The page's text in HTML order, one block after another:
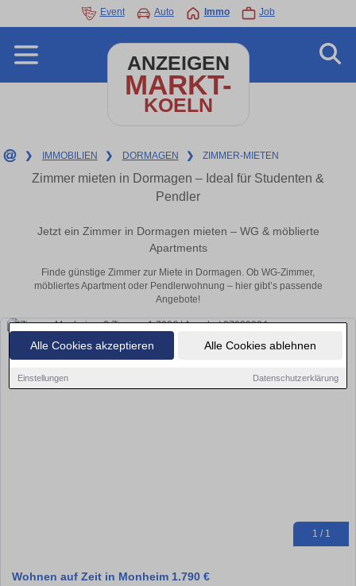
Alle Cookies akzeptieren Alle Cookies ablehnen
Einstellungen Datenschutzerklärung
Event Auto Immo Job
ANZEIGEN
MARKT-
KOELN
❯ IMMOBILIEN ❯ DORMAGEN ❯ ZIMMER-MIETEN
Zimmer mieten in Dormagen – Ideal für Studenten &
Pendler
Jetzt ein Zimmer in Dormagen mieten – WG & möblierte
Apartments
Finde günstige Zimmer zur Miete in Dormagen. Ob WG-Zimmer,
möbliertes Apartment oder Pendlerwohnung – hier gibt’s passende
Angebote!
1 / 1
Wohnen auf Zeit in Monheim 1.790 €